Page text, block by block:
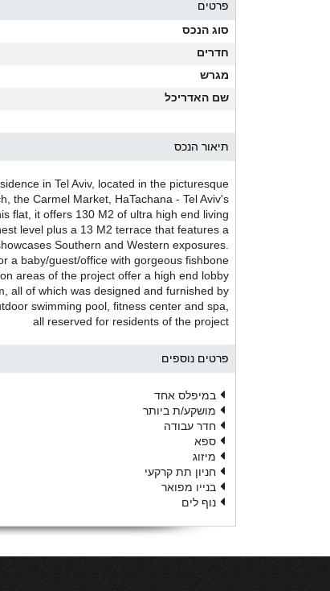
פרטים
סוג הנכס
חדרים
מגרש
שם האדריכל
תיאור הנכס
in Tel Aviv, located in the picturesque
the Carmel Market, HaTachana - Tel Aviv's
flat, it offers 130 M2 of ultra high end living
level plus a 13 M2 terrace that features a
Southern and Western exposures.
a baby/guest/office with gorgeous fishbone
areas of the project offer a high end lobby
all of which was designed and furnished by
swimming pool, fitness center and spa,
all reserved for residents of the project
פרטים נוספים
במיפלס אחד
מושקע/ת ביותר
חדר עבודה
ספא
מיזוג
חניון תת קרקעי
בנייו מפואר
נוף לים